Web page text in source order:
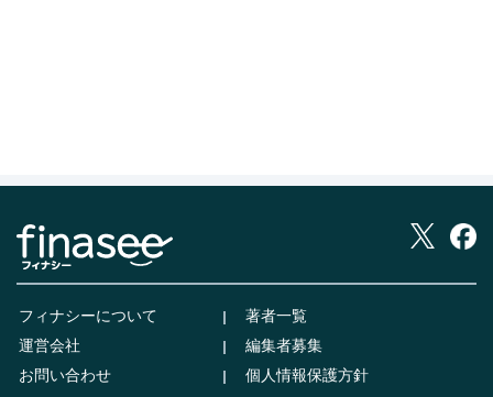
フィナシーについて
著者一覧
運営会社
編集者募集
お問い合わせ
個人情報保護方針